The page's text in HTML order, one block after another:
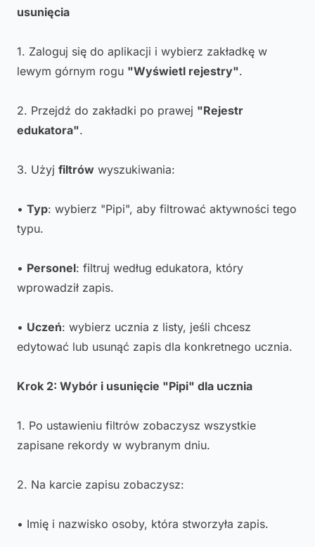
usunięcia
1. Zaloguj się do aplikacji i wybierz zakładkę w
lewym górnym rogu "Wyświetl rejestry".
2. Przejdź do zakładki po prawej "Rejestr
edukatora".
3. Użyj filtrów wyszukiwania:
• Typ: wybierz "Pipi", aby filtrować aktywności tego
typu.
• Personel: filtruj według edukatora, który
wprowadził zapis.
• Uczeń: wybierz ucznia z listy, jeśli chcesz
edytować lub usunąć zapis dla konkretnego ucznia.
Krok 2: Wybór i usunięcie "Pipi" dla ucznia
1. Po ustawieniu filtrów zobaczysz wszystkie
zapisane rekordy w wybranym dniu.
2. Na karcie zapisu zobaczysz:
• Imię i nazwisko osoby, która stworzyła zapis.